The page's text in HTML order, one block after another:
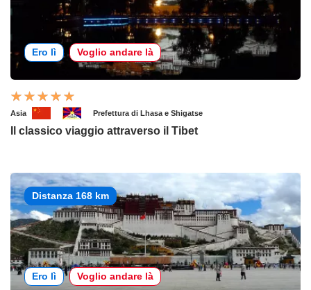
Ero lì Voglio andare là
Asia Prefettura di Lhasa e Shigatse
Il classico viaggio attraverso il Tibet
Distanza 168 km
Ero lì Voglio andare là